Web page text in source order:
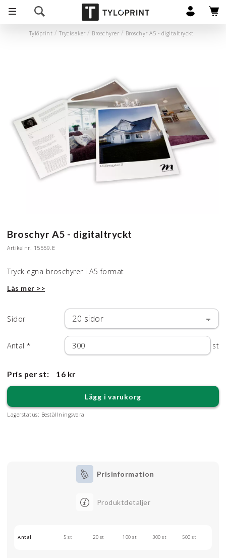
Tylöprint Trycksaker Broschyrer Broschyr A5 - digitaltryckt
Broschyr A5 - digitaltryckt
Artikelnr. 15559.E
Tryck egna broschyrer i A5 format
Läs mer >>
Sidor
Antal * st
Pris per st: 16 kr
Lägg i varukorg
Lagerstatus: Beställningsvara
Prisinformation
Produktdetaljer
Antal 5 st 20 st 100 st 300 st 500 st